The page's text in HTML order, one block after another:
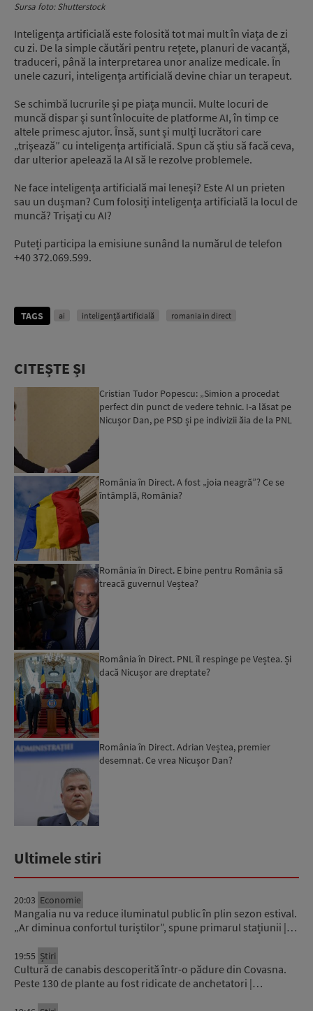
Sursa foto: Shutterstock
Inteligența artificială este folosită tot mai mult în viața de zi
cu zi. De la simple căutări pentru rețete, planuri de vacanță,
traduceri, până la interpretarea unor analize medicale. În
unele cazuri, inteligența artificială devine chiar un terapeut.
Se schimbă lucrurile și pe piața muncii. Multe locuri de
muncă dispar și sunt înlocuite de platforme AI, în timp ce
altele primesc ajutor. Însă, sunt și mulți lucrători care
„trișează” cu inteligența artificială. Spun că știu să facă ceva,
dar ulterior apelează la AI să le rezolve problemele.
Ne face inteligența artificială mai leneși? Este AI un prieten
sau un dușman? Cum folosiți inteligența artificială la locul de
muncă? Trișați cu AI?
Puteți participa la emisiune sunând la numărul de telefon
+40 372.069.599.
TAGS ai inteligenţă artificială romania in direct
CITEȘTE ȘI
Cristian Tudor Popescu: „Simion a procedat
perfect din punct de vedere tehnic. I-a lăsat pe
Nicușor Dan, pe PSD și pe indivizii ăia de la PNL
România în Direct. A fost „joia neagră”? Ce se
întâmplă, România?
România în Direct. E bine pentru România să
treacă guvernul Veștea?
România în Direct. PNL îl respinge pe Veștea. Și
dacă Nicușor are dreptate?
România în Direct. Adrian Veștea, premier
desemnat. Ce vrea Nicușor Dan?
Ultimele stiri
20:03 Economie
Mangalia nu va reduce iluminatul public în plin sezon estival.
„Ar diminua confortul turiștilor”, spune primarul stațiunii |…
19:55 Știri
Cultură de canabis descoperită într-o pădure din Covasna.
Peste 130 de plante au fost ridicate de anchetatori |…